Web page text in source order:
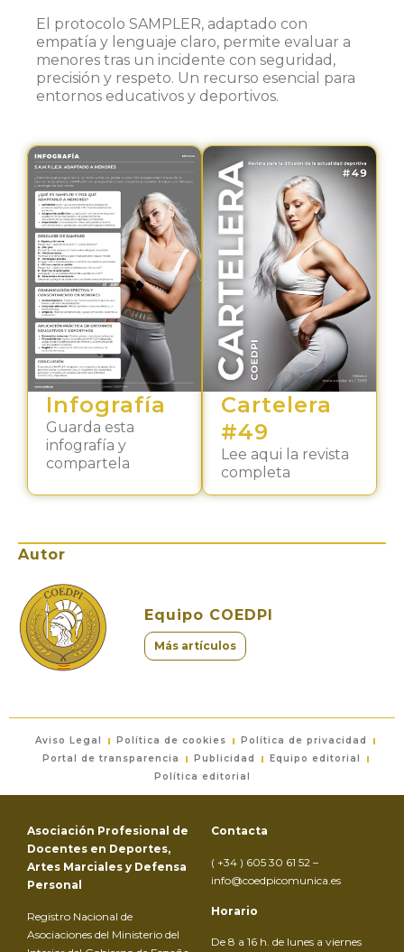
El protocolo SAMPLER, adaptado con
empatía y lenguaje claro, permite evaluar a
menores tras un incidente con seguridad,
precisión y respeto. Un recurso esencial para
entornos educativos y deportivos.
Infografía
Guarda esta
infografía y
compartela
Cartelera
#49
Lee aqui la revista
completa
Autor
Equipo COEDPI
Más artículos
Aviso Legal Política de cookies
Política de privacidad
Portal de transparencia
Publicidad
Equipo editorial
Política editorial
Asociación Profesional de
Docentes en Deportes,
Artes Marciales y Defensa
Personal
Registro Nacional de
Asociaciones del Ministerio del
Contacta
( +34 ) 605 30 61 52 –
info@coedpicomunica.es
Horario
De 8 a 16 h. de lunes a viernes